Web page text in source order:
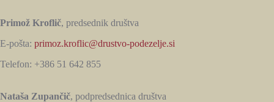
Primož Kroflič, predsednik društva
E-pošta: primoz.kroflic@drustvo-podezelje.si
Telefon: +386 51 642 855
Nataša Zupančič, podpredsednica društva